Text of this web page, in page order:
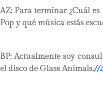
AZ: Para terminar ¿Cuál
Pop y qué música estás
BP: Actualmente soy
el disco de Glass Animals.//